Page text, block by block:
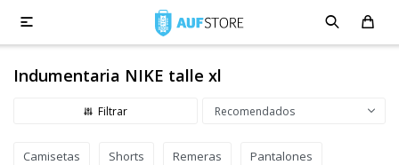

Indumentaria NIKE talle xl
Recomendados
Camisetas Shorts Remeras Pantalones